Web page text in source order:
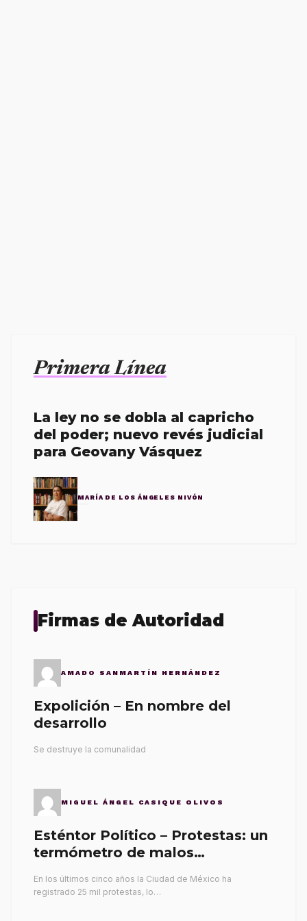
Primera Línea
La ley no se dobla al capricho
del poder; nuevo revés judicial
para Geovany Vásquez
MARÍA DE LOS ÁNGELES NIVÓN
Firmas de Autoridad
AMADO SANMARTÍN HERNÁNDEZ
Expolición – En nombre del
desarrollo
Se destruye la comunalidad
MIGUEL ÁNGEL CASIQUE OLIVOS
Esténtor Político – Protestas: un
termómetro de malos
En los últimos cinco años la Ciudad de México ha
registrado 25 mil protestas, lo…